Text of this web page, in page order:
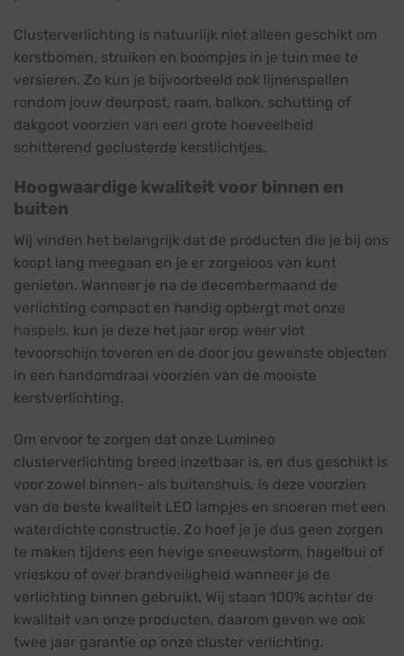
Clusterverlichting is natuurlijk niet alleen geschikt om
kerstbomen, struiken en boompjes in je tuin mee te
versieren. Zo kun je bijvoorbeeld ook lijnenspellen
rondom jouw deurpost, raam, balkon, schutting of
dakgoot voorzien van een grote hoeveelheid
schitterend geclusterde kerstlichtjes.
Hoogwaardige kwaliteit voor binnen en
buiten
Wij vinden het belangrijk dat de producten die je bij ons
koopt lang meegaan en je er zorgeloos van kunt
genieten. Wanneer je na de decembermaand de
verlichting compact en handig opbergt met onze
haspels, kun je deze het jaar erop weer vlot
tevoorschijn toveren en de door jou gewenste objecten
in een handomdraai voorzien van de mooiste
kerstverlichting.
Om ervoor te zorgen dat onze Lumineo
clusterverlichting breed inzetbaar is, en dus geschikt is
voor zowel binnen- als buitenshuis, is deze voorzien
van de beste kwaliteit LED lampjes en snoeren met een
waterdichte constructie. Zo hoef je je dus geen zorgen
te maken tijdens een hevige sneeuwstorm, hagelbui of
vrieskou of over brandveiligheid wanneer je de
verlichting binnen gebruikt. Wij staan 100% achter de
kwaliteit van onze producten, daarom geven we ook
twee jaar garantie op onze cluster verlichting.